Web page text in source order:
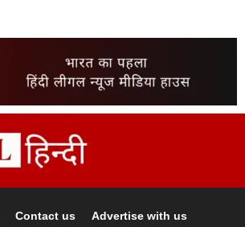
Contact us Advertise with us